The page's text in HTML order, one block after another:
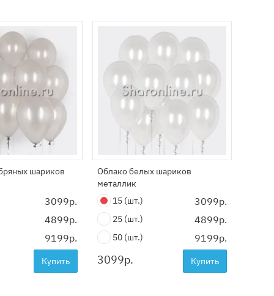
шариков
3099р.
4899р.
9199р.
Купить
Облако белых шариков
металлик
15 (шт.) 3099р.
25 (шт.) 4899р.
50 (шт.) 9199р.
3099р. Купить